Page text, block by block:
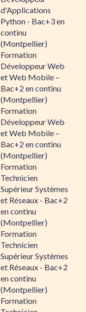
d'Applications
Python - Bac+3 en
continu
(Montpellier)
Formation
Développeur Web
et Web Mobile –
Bac+2 en continu
(Montpellier)
Formation
Développeur Web
et Web Mobile –
Bac+2 en continu
(Montpellier)
Formation
Technicien
Supérieur Systèmes
et Réseaux - Bac+2
en continu
(Montpellier)
Formation
Technicien
Supérieur Systèmes
et Réseaux - Bac+2
en continu
(Montpellier)
Formation